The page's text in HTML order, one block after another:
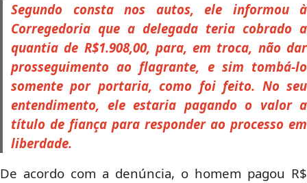
Segundo consta nos autos, ele informou à
Corregedoria que a delegada teria cobrado a
quantia de R$1.908,00, para, em troca, não dar
prosseguimento ao flagrante, e sim tombá-lo
somente por portaria, como foi feito. No seu
entendimento, ele estaria pagando o valor a
título de fiança para responder ao processo em
liberdade.
De acordo com a denúncia, o homem pagou R$